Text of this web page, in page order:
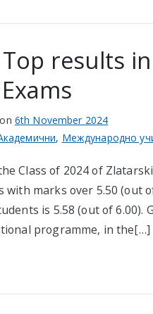
results
6th November 2024
, Международно
Class of 2024 of
with marks over 5.50 (out
is 5.58 (out of 6.00).
programme, in the[…]